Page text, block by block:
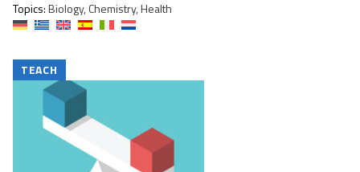
Topics:Biology, Chemistry, Health
TEACH